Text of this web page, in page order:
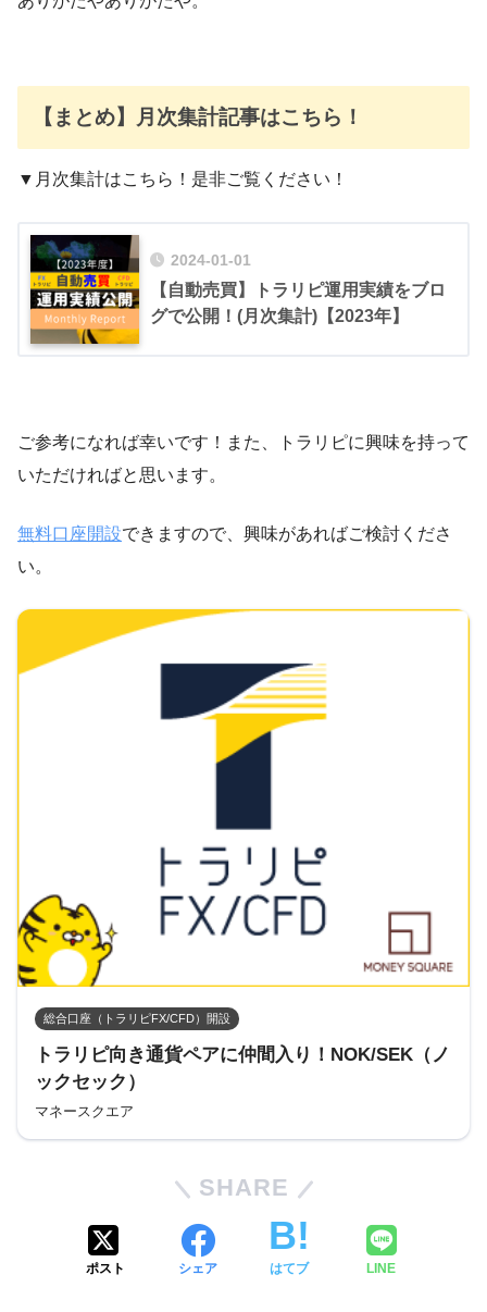
【まとめ】月次集計記事はこちら！
▼月次集計はこちら！是非ご覧ください！
2024-01-01
【自動売買】トラリピ運用実績をブロ
グで公開！(月次集計)【2023年】
ご参考になれば幸いです！また、トラリピに興味を持って
いただければと思います。
無料口座開設できますので、興味があればご検討くださ
い。
総合口座（トラリピFX/CFD）開設
トラリピ向き通貨ペアに仲間入り！NOK/SEK（ノ
ックセック）
マネースクエア
SHARE
ポスト シェア はてブ LINE